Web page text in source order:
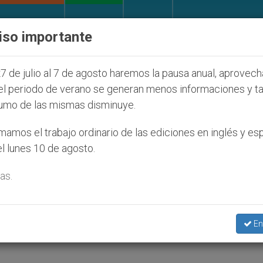
judíos que afecta a cristianos (y no sólo) en Tierra
Laicos de los
del Episcopado Latinoamericano
importante
de julio al 7 de agosto haremos la pausa anual,
periodo de verano se generan menos informaciones y
de las mismas disminuye.
el trabajo ordinario de las ediciones en inglés y
lunes 10 de agosto.